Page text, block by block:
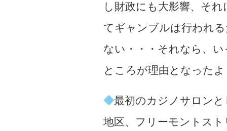
し財政にも大影響、そ
てギャンブルは行われ
ない・・・それなら、
ところが理由となった
◆最初のカジノサロン
地区、フリーモントス